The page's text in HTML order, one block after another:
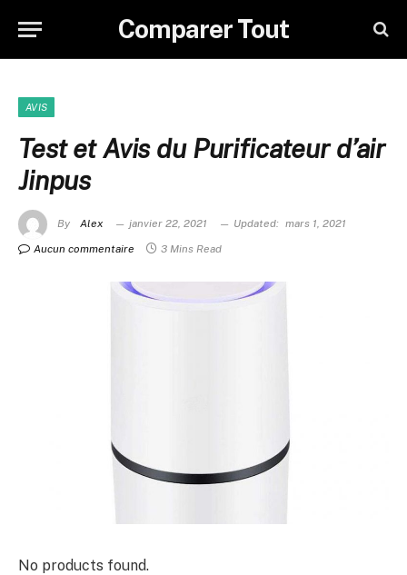
Comparer Tout
AVIS
Test et Avis du Purificateur d’air
Jinpus
By Alex janvier 22, 2021 Updated: mars 1, 2021
Aucun commentaire
3 Mins Read
No products found.